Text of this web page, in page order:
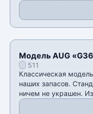
Модель AUG
511
Классическая
наших запасов.
ничем не украшен. Из